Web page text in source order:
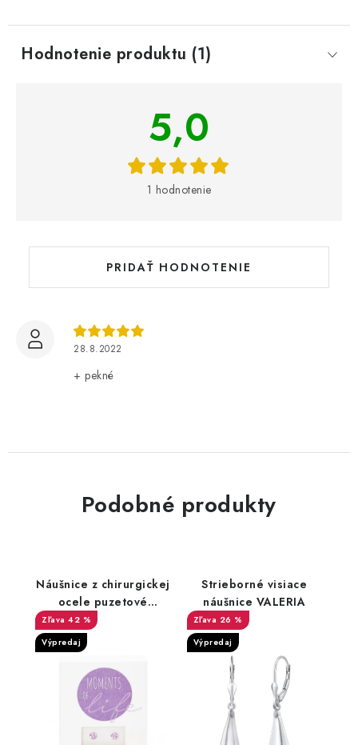
Hodnotenie produktu (1)
5,0
1 hodnotenie
PRIDAŤ HODNOTENIE
28.8.2022
+ pekné
Podobné produkty
Náušnice z chirurgickej
ocele puzetové
Amethyst
42 %
Výpredaj
Strieborné visiace
náušnice VALERIA
26 %
Výpredaj